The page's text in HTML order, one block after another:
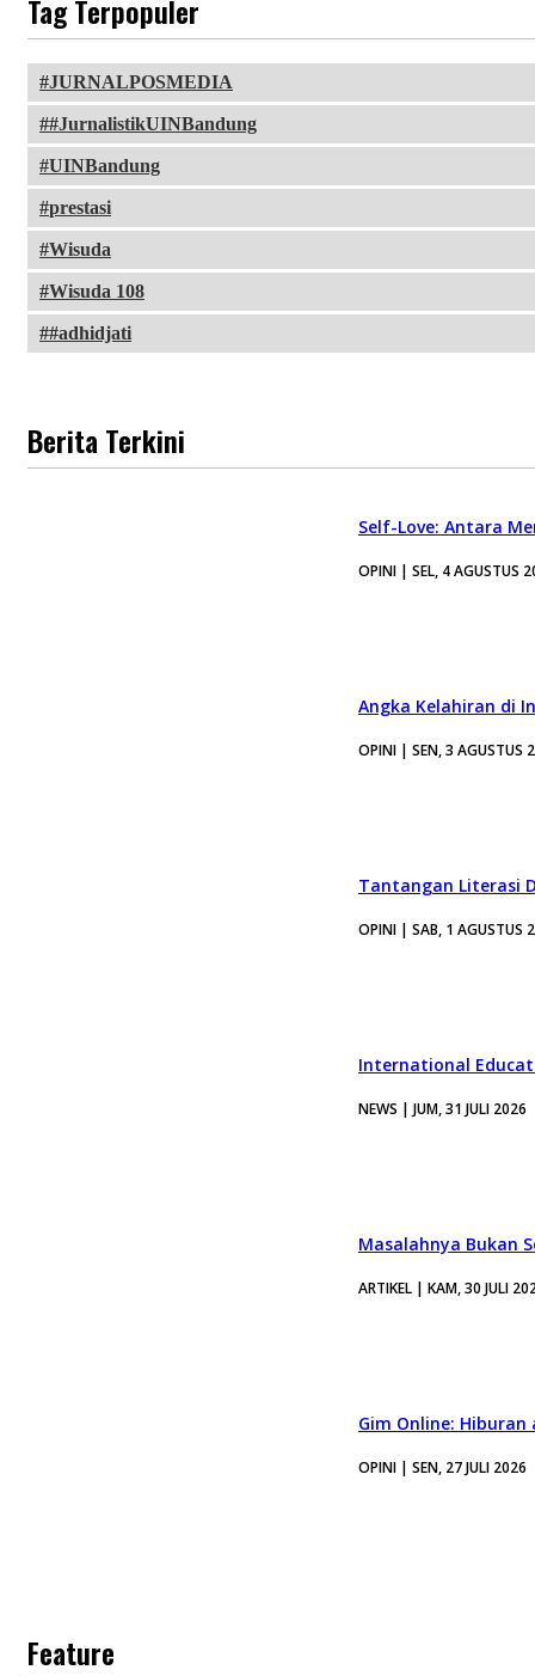
Tag Terpopuler
JURNALPOSMEDIA
#JurnalistikUINBandung
UINBandung
prestasi
Wisuda
Wisuda 108
#adhidjati
Berita Terkini
Self-Love: Antara
OPINI | SEL, 4 AGUSTUS
Angka Kelahiran di
OPINI | SEN, 3 AGUSTUS
Tantangan Literasi
OPINI | SAB, 1 AGUSTUS
International
NEWS | JUM, 31 JULI 2026
Masalahnya Bukan
ARTIKEL | KAM, 30 JULI
Gim Online:
OPINI | SEN, 27 JULI 2026
Feature